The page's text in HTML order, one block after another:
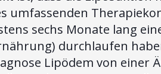
umfassenden
sechs Monate lang
durchlaufen
Lipödem von einer